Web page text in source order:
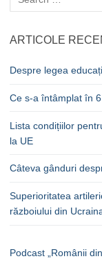
după:
ARTICOLE
Despre legea
Ce s-a întâmplat în
Lista condițiilor
la UE
Câteva gânduri
Superioritatea
războiului din
Podcast „Românii